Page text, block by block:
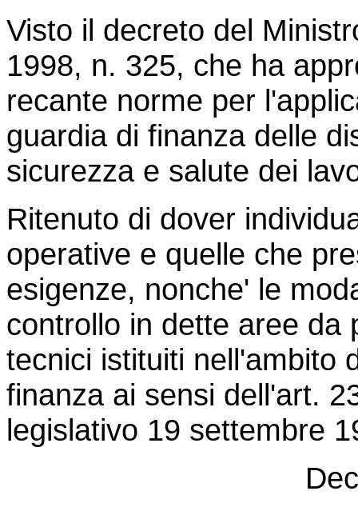
Visto il decreto del
1998, n. 325, che ha
recante norme per
guardia di finanza delle
sicurezza e salute dei
Ritenuto di dover
operative e quelle che
esigenze, nonche' le
controllo in dette aree da
tecnici istituiti nell'ambito
finanza ai sensi dell'art.
legislativo 19 settembre